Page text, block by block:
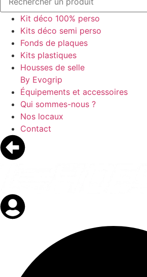
Kit déco 100% perso
Kits déco semi perso
Fonds de plaques
Kits plastiques
Housses de selle
By Evogrip
Équipements et accessoires
Qui sommes-nous ?
Nos locaux
Contact